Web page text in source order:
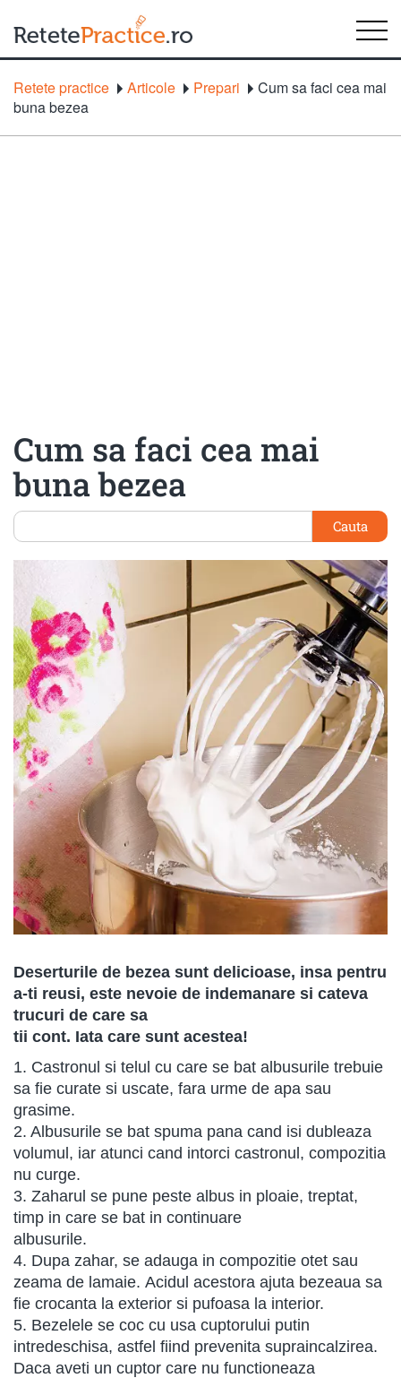
Retete practice Articole Prepari
Cum sa faci cea mai
buna bezea
Cum sa faci cea mai
buna bezea
Cauta
Deserturile de bezea sunt delicioase, insa pentru
a-ti reusi, este nevoie de indemanare si cateva
trucuri de care sa
tii cont. Iata care sunt acestea!
1. Castronul si telul cu care se bat albusurile trebuie
sa fie curate si uscate, fara urme de apa sau
grasime.
2. Albusurile se bat spuma pana cand isi dubleaza
volumul, iar atunci cand intorci castronul, compozitia
nu curge.
3. Zaharul se pune peste albus in ploaie, treptat,
timp in care se bat in continuare
albusurile.
4. Dupa zahar, se adauga in compozitie otet sau
zeama de lamaie. Acidul acestora ajuta bezeaua sa
fie crocanta la exterior si pufoasa la interior.
5. Bezelele se coc cu usa cuptorului putin
intredeschisa, astfel fiind prevenita supraincalzirea.
Daca aveti un cuptor care nu functioneaza